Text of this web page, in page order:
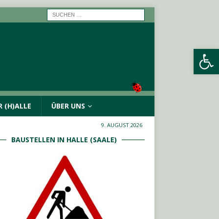
Werkzeugleiste öffnen
(H)ALLE ÜBER UNS
9. AUGUST 2026
BAUSTELLEN IN HALLE (SAALE)